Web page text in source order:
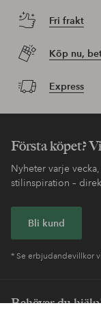
Fri frakt
Köp nu,
Express
Första köpet?
Nyheter varje
stilinspiration –
Bli kund
* Se erbjudandevillkor
Behöver du